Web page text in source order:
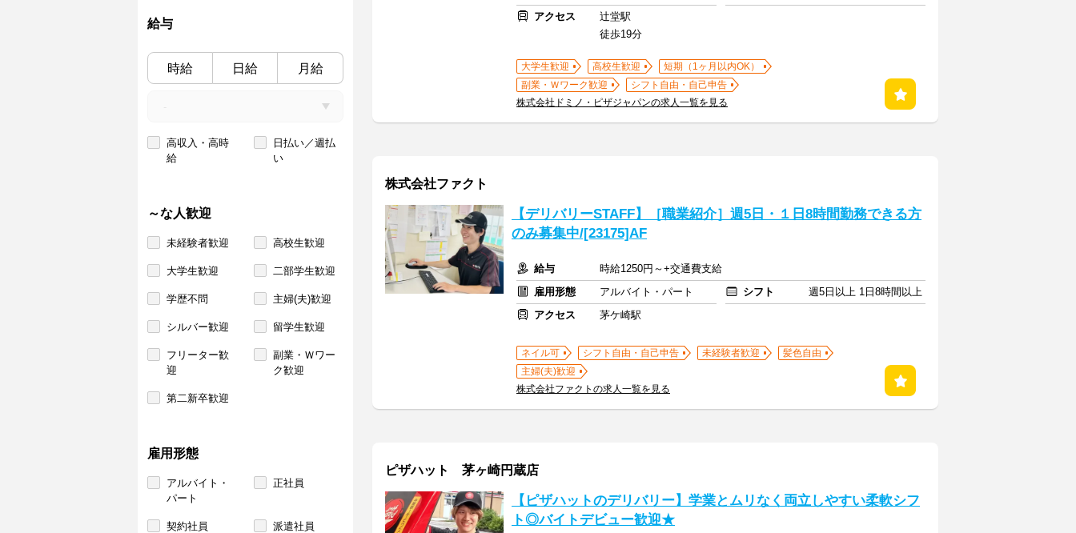
給与
時給 日給 月給
高収入・高時
給
日払い／週払
い
～な人歓迎
未経験者歓迎 高校生歓迎
大学生歓迎 二部学生歓迎
学歴不問 主婦(夫)歓迎
シルバー歓迎 留学生歓迎
フリーター歓
迎
副業・Ｗワー
ク歓迎
第二新卒歓迎
雇用形態
アルバイト・
パート
正社員
契約社員 派遣社員
アクセス
辻堂駅
徒歩19分
大学生歓迎 高校生歓迎
短期（1ヶ月以内OK）
副業・Ｗワーク歓迎
シフト自由・自己申告
株式会社ドミノ・ピザジャパンの求人一覧を見る
株式会社ファクト
【デリバリーSTAFF】［職業紹介］週5日・１日8時間勤務できる方
のみ募集中/[23175]AF
給与
時給1250円～+交通費支給
雇用形態
アルバイト・パート シフト
週5日以上 1日8時間以上
アクセス
茅ケ崎駅
ネイル可 シフト自由・自己申告 未経験者歓迎
髪色自由
主婦(夫)歓迎
株式会社ファクトの求人一覧を見る
ピザハット 茅ヶ崎円蔵店
【ピザハットのデリバリー】学業とムリなく両立しやすい柔軟シフ
ト◎バイトデビュー歓迎★